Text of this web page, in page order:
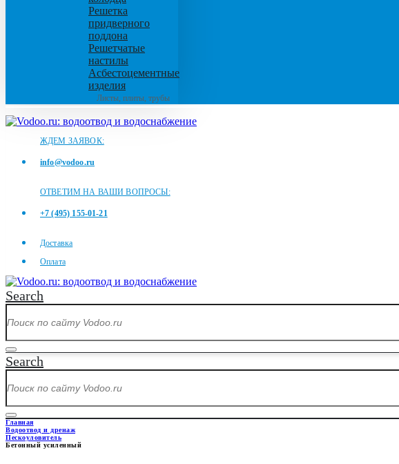
Решетка
придверного
поддона
Решетчатые
настилы
Асбестоцементные
изделия
Листы, плиты, трубы
ЖДЕМ ЗАЯВОК:
info@vodoo.ru
ОТВЕТИМ НА ВАШИ ВОПРОСЫ:
+7 (495) 155-01-21
Доставка
Оплата
Search
Search
Главная
Водоотвод и дренаж
Пескоуловитель
Бетонный усиленный